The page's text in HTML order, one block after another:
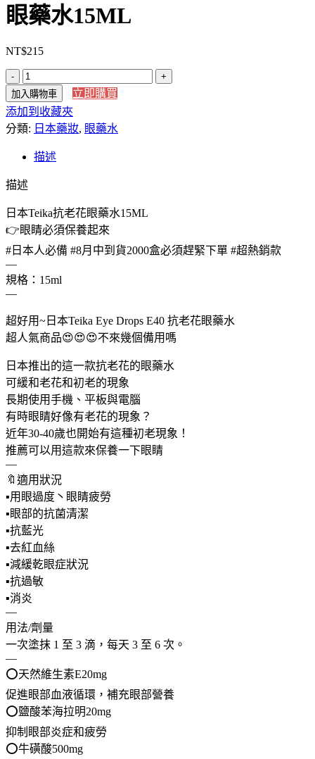
眼藥水15ML
NT$215
【日
本
代
購】
本
抗
老
花
眼
藥
水
量
加入購物車
立即購買
添加到收藏夾
分類: 日本藥妝, 眼藥水
描述
描述
日本Teika抗老花眼藥水15ML
👉眼睛必須保養起來
#日本人必備 #8月中到貨2000盒必須趕緊下單 #超熱銷款
—
規格：15ml
—
超好用~日本Teika Eye Drops E40 抗老花眼藥水
超人氣商品😍😍😍不來幾個備用嗎
日本推出的這一款抗老花的眼藥水
可緩和老花和初老的現象
長期使用手機、平板與電腦
有時眼睛好像有老花的現象？
近年30-40歲也開始有這種初老現象！
推薦可以用這款來保養一下眼睛
—
🔖適用狀況
▪️用眼過度丶眼睛疲勞
▪️眼部的抗菌清潔
▪️抗藍光
▪️去紅血絲
▪️減緩乾眼症狀況
▪️抗過敏
▪️消炎
—
用法/劑量
一次塗抹 1 至 3 滴，每天 3 至 6 次。
—
⭕️天然維生素E20mg
促進眼部血液循環，補充眼部營養
⭕️鹽酸苯海拉明20mg
抑制眼部炎症和疲勞
⭕️牛磺酸500mg